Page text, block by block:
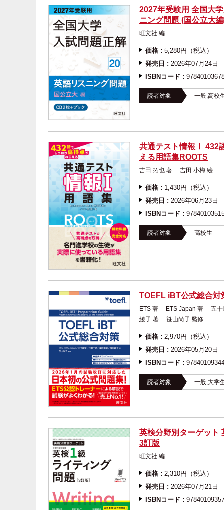
2027年受験用 全国大
ニング問題 (国公立大
旺文社 編
価格 : 5,280円（税込）
発売日 : 2026年07月24日
ISBNコード :
読者対象 一般,高校
共通テスト情報Ⅰ 432
える用語集ROOTS
吉田 拓也 著 吉田 小
価格 : 1,430円（税込）
発売日 : 2026年06月23日
ISBNコード :
読者対象 高校生
TOEFL iBT公式総合対
ETS 著 ETS Japan 著 五十
綾子 著 笹山尚子 監修
価格 : 2,970円（税込）
発売日 : 2026年05月20日
ISBNコード :
読者対象 一般,大学
英検分野別ターゲット
3訂版
旺文社 編
価格 : 2,310円（税込）
発売日 : 2026年07月21日
ISBNコード :